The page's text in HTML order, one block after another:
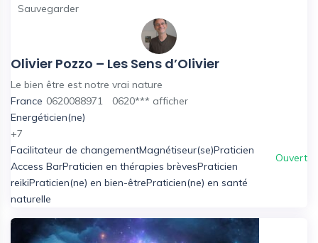
Sauvegarder
Olivier Pozzo – Les Sens d’Olivier
Le bien être est notre vrai nature
France 0620088971 0620*** afficher
Energéticien(ne)
+7
Facilitateur de changementMagnétiseur(se)Praticien
Access BarPraticien en thérapies brèvesPraticien
reikiPraticien(ne) en bien-êtrePraticien(ne) en santé
naturelle
Ouvert